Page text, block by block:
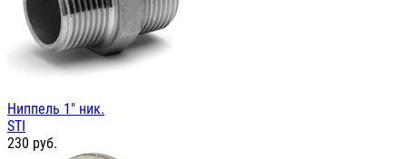
Ниппель 1" ник.
STI
230 руб.